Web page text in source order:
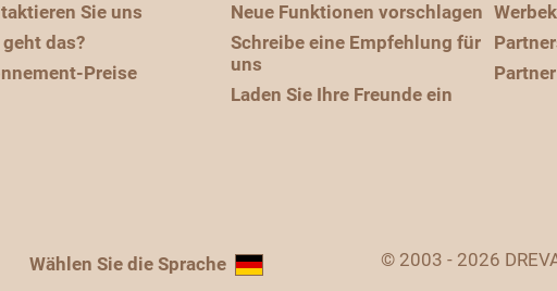
Sie uns
das?
Preise
Neue Funktionen vorschlagen
Schreibe eine Empfehlung für
uns
Laden Sie Ihre Freunde ein
Partner
Wählen Sie die Sprache © 2003 - 2026